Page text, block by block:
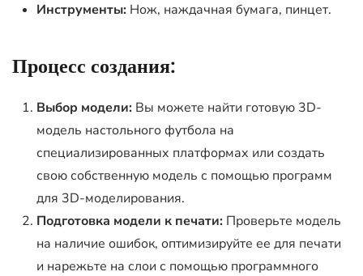
Инструменты: Нож, наждачная бумага, пинцет.
Процесс создания:
Выбор модели: Вы можете найти готовую 3D-
модель настольного футбола на
специализированных платформах или создать
свою собственную модель с помощью программ
для 3D-моделирования.
Подготовка модели к печати: Проверьте модель
на наличие ошибок, оптимизируйте ее для печати
и нарежьте на слои с помощью программного